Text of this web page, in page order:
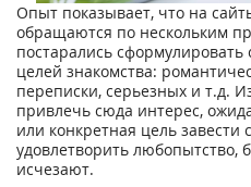
Опыт показывает, что на
обращаются по нескольким
постарались сформулировать
целей знакомства:
переписки, серьезных и т.д.
привлечь сюда интерес,
или конкретная цель завести
удовлетворить любопытство,
исчезают.